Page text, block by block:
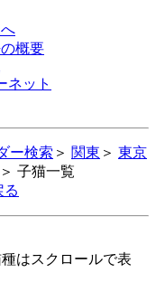
概要
ネット
ー検索 ＞ 関東 ＞ 東京
＞ 子猫一覧
はスクロールで表